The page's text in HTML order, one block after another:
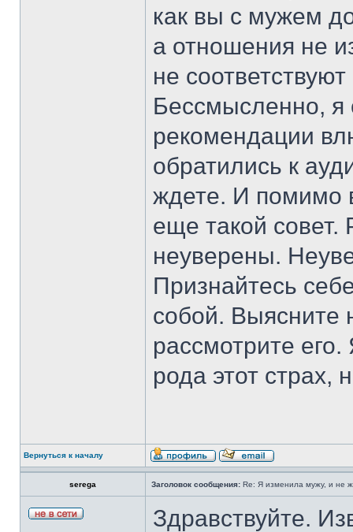
как вы с мужем
а отношения не
не
Бессмысленно, я
рекомендации
обратились к
ждете. И помимо
еще такой совет.
неуверены.
Признайтесь
собой. Выясните
рассмотрите
рода этот страх,
Вернуться к началу
serega Заголовок сообщения: Re: Я изменила мужу, и не
Здравствуйте.